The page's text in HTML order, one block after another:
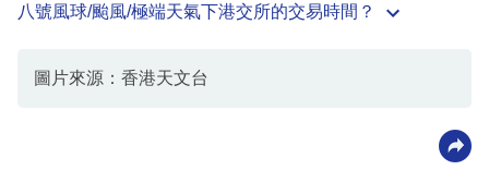
八號風球/颱風/極端天氣下港交所的交易時間？
圖片來源：香港天文台